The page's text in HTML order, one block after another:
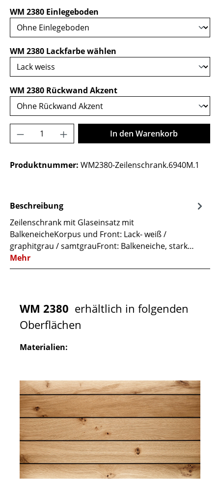
WM 2380 Einlegeboden
WM 2380 Lackfarbe wählen
WM 2380 Rückwand Akzentauswählen
Produkt Anzahl: Gib den gewünschten
In den Warenkorb
Produktnummer: WM2380-Zeilenschrank.6940M.1
Beschreibung
Zeilenschrank mit Glaseinsatz mit
BalkeneicheKorpus und Front: Lack- weiß /
graphitgrau / samtgrauFront: Balkeneiche, stark…
Mehr
WM 2380 erhältlich in folgenden
Oberflächen
Materialien: